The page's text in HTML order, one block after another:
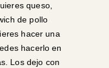
queso,
de pollo
hacer una
hacerlo en
Los dejo con